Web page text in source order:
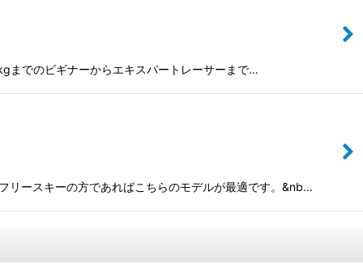
までのビギナーからエキスパートレーサーまで…
リースキーの方であればこちらのモデルが最適です。&nb…